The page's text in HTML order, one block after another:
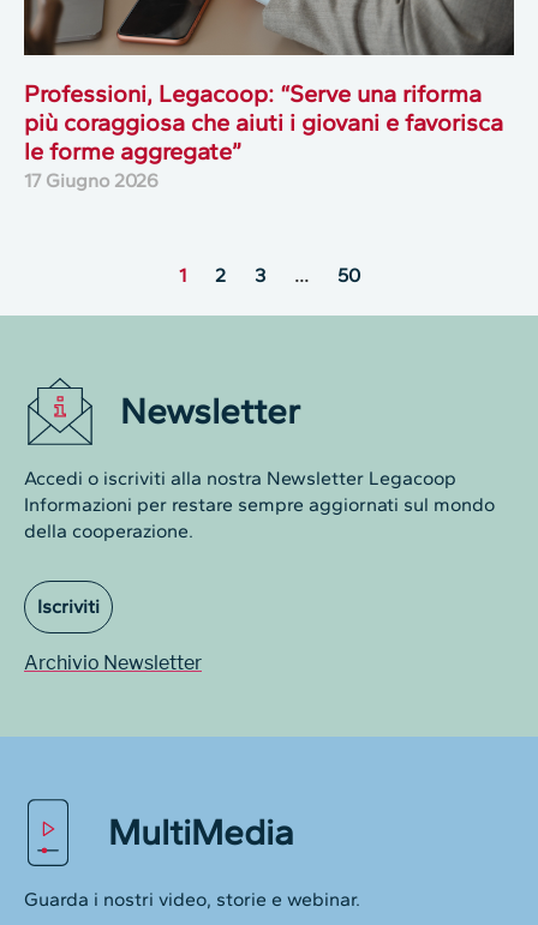
Professioni, Legacoop: “Serve una riforma
più coraggiosa che aiuti i giovani e favorisca
le forme aggregate”
17 Giugno 2026
1 2 3 … 50
Newsletter
Accedi o iscriviti alla nostra Newsletter Legacoop
Informazioni per restare sempre aggiornati sul mondo
della cooperazione.
Iscriviti
Archivio Newsletter
MultiMedia
Guarda i nostri video, storie e webinar.